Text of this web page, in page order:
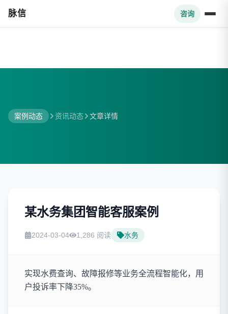
案例动态 资讯动态 文章详情
某水务集团智能客服案例
2024-03-04 1,286 阅读 水务
实现水费查询、故障报修等业务全流程智能化，用
户投诉率下降35%。
脉信 咨询